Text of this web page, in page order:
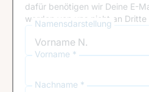
dafür benötigen wir Deine E-
werden von uns nicht an
Namensdarstellung
Vorname *
Nachname *